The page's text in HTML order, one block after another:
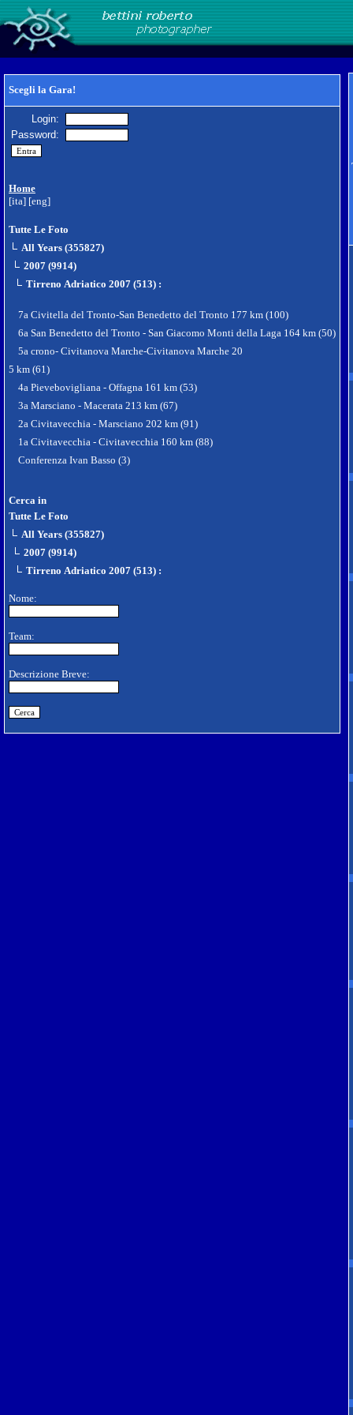
Scegli la Gara!
Login:
Password:
Home
[ita] [eng]
Tutte Le Foto
All Years (355827)
2007 (9914)
Tirreno Adriatico 2007 (513) :
7a Civitella del Tronto-San Benedetto del Tronto 177 km (100)
6a San Benedetto del Tronto - San Giacomo Monti della Laga 164 km (50)
5a crono- Civitanova Marche-Civitanova Marche 20
5 km (61)
4a Pievebovigliana - Offagna 161 km (53)
3a Marsciano - Macerata 213 km (67)
2a Civitavecchia - Marsciano 202 km (91)
1a Civitavecchia - Civitavecchia 160 km (88)
Conferenza Ivan Basso (3)
Cerca in
Tutte Le Foto
All Years (355827)
2007 (9914)
Tirreno Adriatico 2007 (513) :
Nome:
Team:
Descrizione Breve: